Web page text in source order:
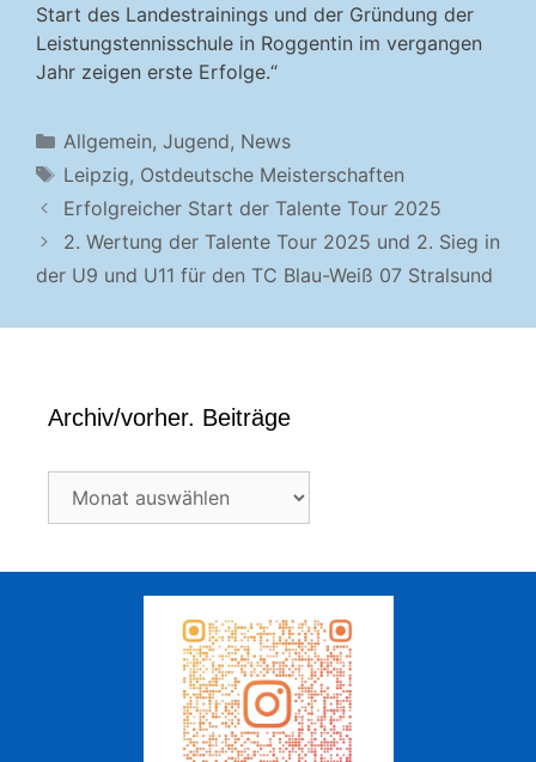
Start des Landestrainings und der Gründung der
Leistungstennisschule in Roggentin im vergangen
Jahr zeigen erste Erfolge.“
Kategorien
Allgemein, Jugend, News
Schlagwörter
Leipzig, Ostdeutsche Meisterschaften
Erfolgreicher Start der Talente Tour 2025
2. Wertung der Talente Tour 2025 und 2. Sieg in
der U9 und U11 für den TC Blau-Weiß 07 Stralsund
Archiv/vorher. Beiträge
Beiträge